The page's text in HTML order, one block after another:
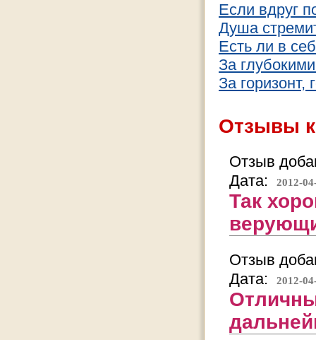
Если вдруг
Душа
Есть ли в
За
За горизонт,
Отзывы
Отзыв
Дата:
2012-
Так
Отзыв
Дата:
2012-